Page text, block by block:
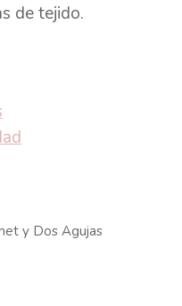
de tejido.
y Dos Agujas